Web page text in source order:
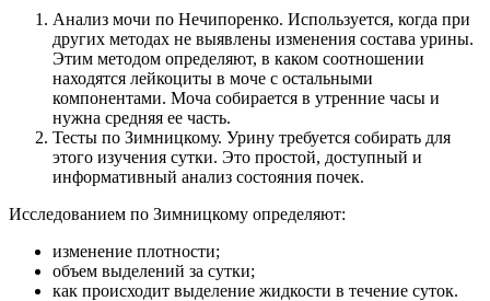
Анализ мочи по Нечипоренко. Используется, когда при
других методах не выявлены изменения состава урины.
Этим методом определяют, в каком соотношении
находятся лейкоциты в моче с остальными
компонентами. Моча собирается в утренние часы и
нужна средняя ее часть.
Тесты по Зимницкому. Урину требуется собирать для
этого изучения сутки. Это простой, доступный и
информативный анализ состояния почек.
Исследованием по Зимницкому определяют:
изменение плотности;
объем выделений за сутки;
как происходит выделение жидкости в течение суток.